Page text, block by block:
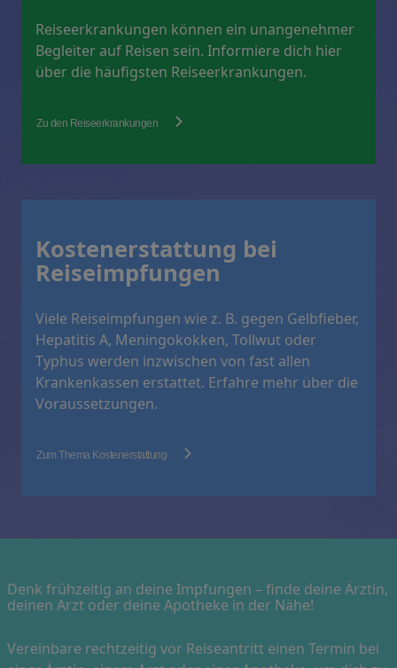
Reiseerkrankungen können ein unangenehmer
Begleiter auf Reisen sein. Informiere dich hier
über die häufigsten Reiseerkrankungen.
Zu den Reiseerkrankungen
Kostenerstattung bei
Reiseimpfungen
Viele Reiseimpfungen wie z. B. gegen Gelbfieber,
Hepatitis A, Meningokokken, Tollwut oder
Typhus werden inzwischen von fast allen
Krankenkassen erstattet. Erfahre mehr über die
Voraussetzungen.
Zum Thema Kostenerstattung
Denk frühzeitig an deine Impfungen – finde deine Ärztin,
deinen Arzt oder deine Apotheke in der Nähe!
Vereinbare rechtzeitig vor Reiseantritt einen Termin bei